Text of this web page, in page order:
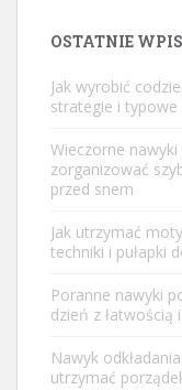
OSTATNIE
Jak wyrobić
strategie i typowe
Wieczorne
zorganizować
przed snem
Jak utrzymać
techniki i pułapki
Poranne nawyki
dzień z łatwością
Nawyk
utrzymać